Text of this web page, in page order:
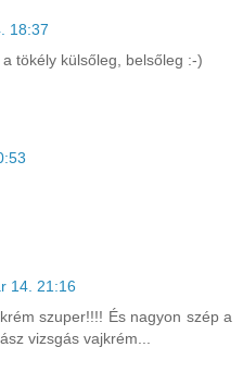
18:37
tökély külsőleg, belsőleg :-)
14. 21:16
szuper!!!! És nagyon szép a
vizsgás vajkrém...